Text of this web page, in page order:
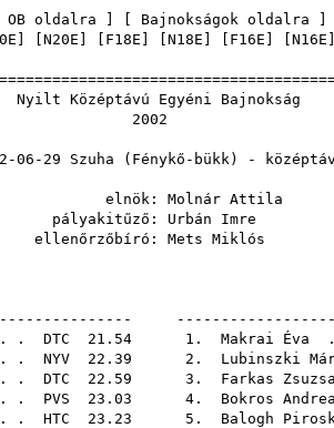
OB oldalra Bajnokságok oldalra
N20E F18E N18E F16E N16E
Egyéni
(Fénykő-
Molnár Attila
Urbán Imre
Mets Miklós
. . DTC 21.54 1. Makrai Éva .
. NYV 22.39 2. Lubinszki
. . DTC 22.59 3. Farkas
. . PVS 23.03 4. Bokros
. . HTC 23.23 5. Balogh